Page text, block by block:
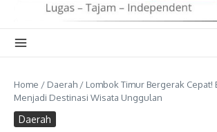
Home / Daerah / Lombok Timur Bergerak Cepat!
Menjadi Destinasi Wisata Unggulan
Daerah